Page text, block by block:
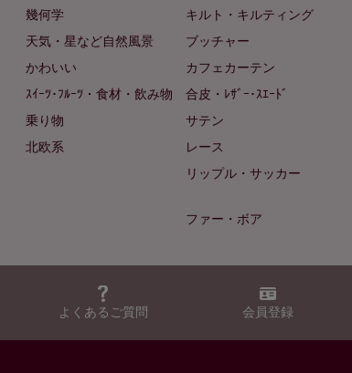
幾何学
天気・星など自然風景
かわいい
ｽｲｰﾂ･ﾌﾙｰﾂ・食材・飲み物
乗り物
北欧系
キルト・キルティング
ブッチャー
カフェカーテン
合皮・ﾚｻﾞｰ･ｽｴｰﾄﾞ
サテン
レース
リップル・サッカー
ファー・ボア
よくあるご質問 会員登録